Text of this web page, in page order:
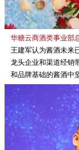
华糖云商酒类事业部
王建军认为酱酒未来
龙头企业和渠道经销
和品牌基础的酱酒中